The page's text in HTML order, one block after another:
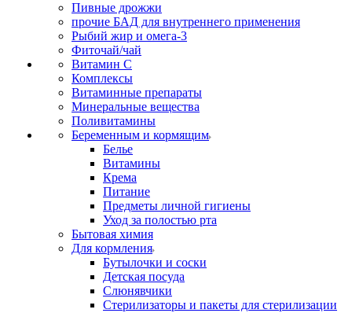
Пивные дрожжи
прочие БАД для внутреннего применения
Рыбий жир и омега-3
Фиточай/чай
Витамин С
Комплексы
Витаминные препараты
Минеральные вещества
Поливитамины
Беременным и кормящим
Белье
Витамины
Крема
Питание
Предметы личной гигиены
Уход за полостью рта
Бытовая химия
Для кормления
Бутылочки и соски
Детская посуда
Слюнявчики
Стерилизаторы и пакеты для стерилизации